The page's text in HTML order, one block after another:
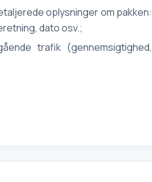
oplysninger om pakken:
dato osv.;
trafik (gennemsigtighed,